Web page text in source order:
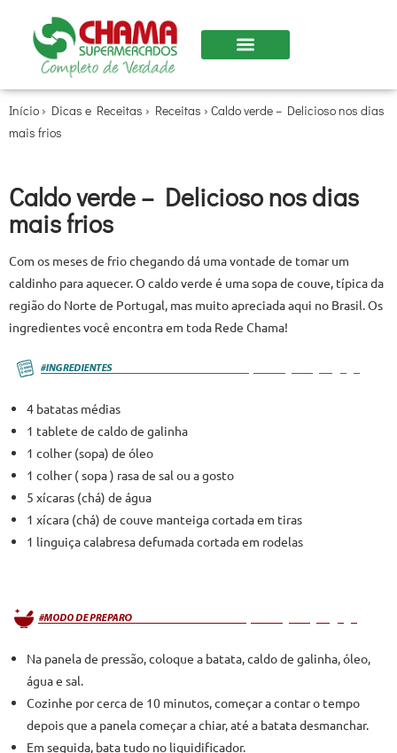
Início › Dicas e Receitas › Receitas › Caldo verde – Delicioso nos dias
mais frios
Caldo verde – Delicioso nos dias
mais frios
Com os meses de frio chegando dá uma vontade de tomar um
caldinho para aquecer. O caldo verde é uma sopa de couve, típica da
região do Norte de Portugal, mas muito apreciada aqui no Brasil. Os
ingredientes você encontra em toda Rede Chama!
4 batatas médias
1 tablete de caldo de galinha
1 colher (sopa) de óleo
1 colher ( sopa ) rasa de sal ou a gosto
5 xícaras (chá) de água
1 xícara (chá) de couve manteiga cortada em tiras
1 linguiça calabresa defumada cortada em rodelas
Na panela de pressão, coloque a batata, caldo de galinha, óleo,
água e sal.
Cozinhe por cerca de 10 minutos, começar a contar o tempo
depois que a panela começar a chiar, até a batata desmanchar.
Em seguida, bata tudo no liquidificador.